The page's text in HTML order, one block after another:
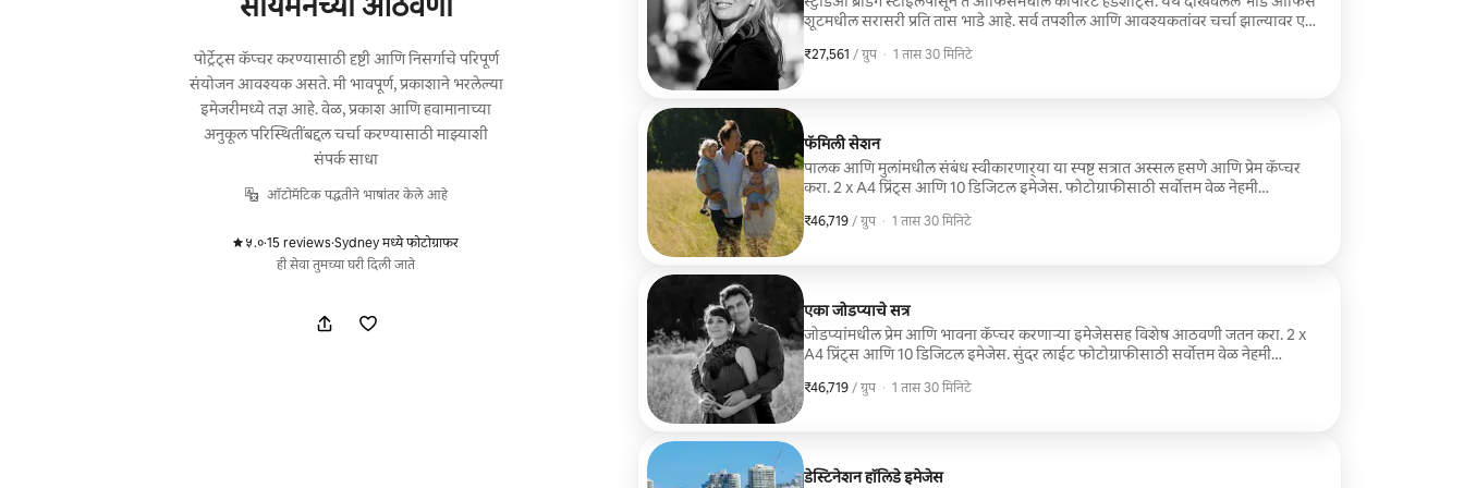
पोर्ट्रेट्स कॅप्चर करण्यासाठी दृष्टी आणि निसर्गाचे परिपूर्ण
संयोजन आवश्यक असते. मी भावपूर्ण, प्रकाशाने भरलेल्या
इमेजरीमध्ये तज्ञ आहे. वेळ, प्रकाश आणि हवामानाच्या
अनुकूल परिस्थितींबद्दल चर्चा करण्यासाठी माझ्याशी
संपर्क साधा
ऑटोमॅटिक पद्धतीने भाषांतर केले आहे
५.०
,
·15 reviews
,
·Sydney मध्ये फोटोग्राफर
ही सेवा तुमच्या घरी दिली जाते
शूटमधील सरासरी प्रति तास भाडे आहे. सर्व तपशील आणि आवश्यकतांवर चर्चा झाल्यावर एक
₹27,561 / ग्रुप
₹27,561, प्रति ग्रुप
, · 1 तास 30 मिनिटे
फॅमिली सेशन
पालक आणि मुलांमधील संबंध स्वीकारणार्‍या या स्पष्ट सत्रात अस्सल हसणे आणि प्रेम कॅप्चर
करा. 2 x A4 प्रिंट्स आणि 10 डिजिटल इमेजेस. फोटोग्राफीसाठी सर्वोत्तम वेळ नेहमी
दुपारनंतरची असते
₹46,719 / ग्रुप
₹46,719, प्रति ग्रुप
, · 1 तास 30 मिनिटे
एका जोडप्याचे सत्र
जोडप्यांमधील प्रेम आणि भावना कॅप्चर करणाऱ्या इमेजेससह विशेष आठवणी जतन करा. 2 x
A4 प्रिंट्स आणि 10 डिजिटल इमेजेस. सुंदर लाईट फोटोग्राफीसाठी सर्वोत्तम वेळ नेहमी
₹46,719 / ग्रुप
₹46,719, प्रति ग्रुप
, · 1 तास 30 मिनिटे
डेस्टिनेशन हॉलिडे इमेजेस